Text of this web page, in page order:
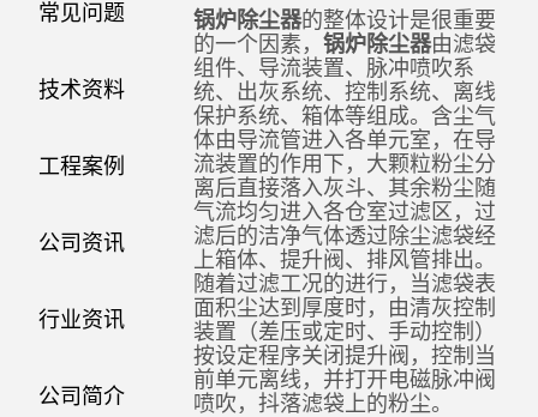
常见问题
技术资料
工程案例
公司资讯
行业资讯
公司简介
锅炉除尘器的整体设计是很重要
的一个因素， 锅炉除尘器由滤袋
组件、导流装置、脉冲喷吹系
统、出灰系统、控制系统、离线
保护系统、箱体等组成。含尘气
体由导流管进入各单元室，在导
流装置的作用下，大颗粒粉尘分
离后直接落入灰斗、其余粉尘随
气流均匀进入各仓室过滤区，过
滤后的洁净气体透过除尘滤袋经
上箱体、提升阀、排风管排出。
随着过滤工况的进行，当滤袋表
面积尘达到厚度时，由清灰控制
装置（差压或定时、手动控制）
按设定程序关闭提升阀，控制当
前单元离线，并打开电磁脉冲阀
喷吹，抖落滤袋上的粉尘。